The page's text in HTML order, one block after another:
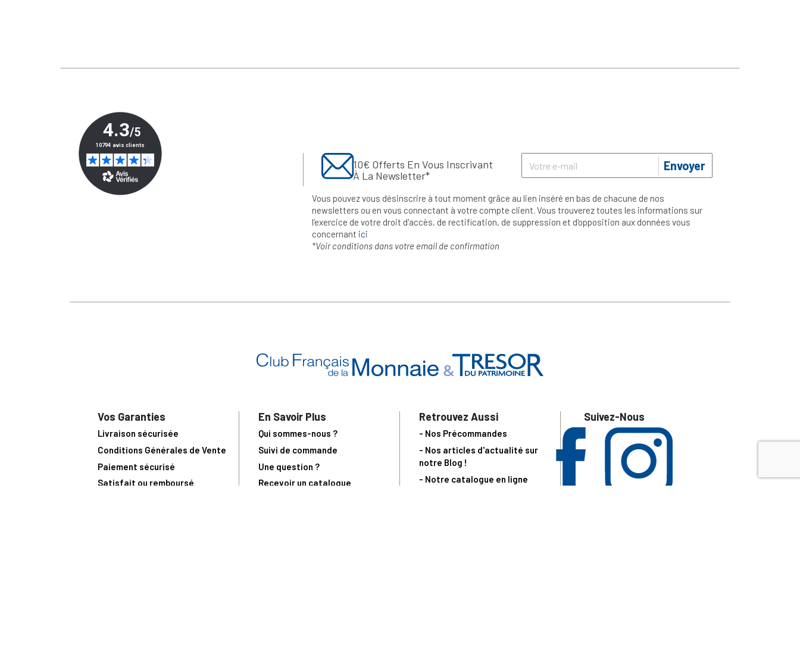
10€ Offerts En Vous Inscrivant
À La Newsletter*
Envoyer
Vous pouvez vous désinscrire à tout moment grâce au lien inséré en bas de chacune de nos
newsletters ou en vous connectant à votre compte client. Vous trouverez toutes les informations sur
l’exercice de votre droit d'accès, de rectification, de suppression et d'opposition aux données vous
concernant ici
*Voir conditions dans votre email de confirmation
Vos Garanties
Livraison sécurisée
Conditions Générales de Vente
Paiement sécurisé
Satisfait ou remboursé
En Savoir Plus
Qui sommes-nous ?
Suivi de commande
Une question ?
Recevoir un catalogue
Retrouvez Aussi
- Nos Précommandes
- Nos articles d'actualité sur
notre Blog !
- Notre catalogue en ligne
Suivez-Nous